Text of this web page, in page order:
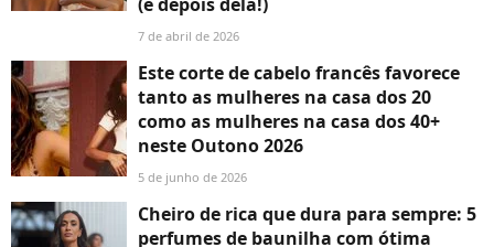
7 de abril de 2026
Este corte de cabelo francês favorece
tanto as mulheres na casa dos 20
como as mulheres na casa dos 40+
neste Outono 2026
5 de junho de 2026
Cheiro de rica que dura para sempre: 5
perfumes de baunilha com ótima